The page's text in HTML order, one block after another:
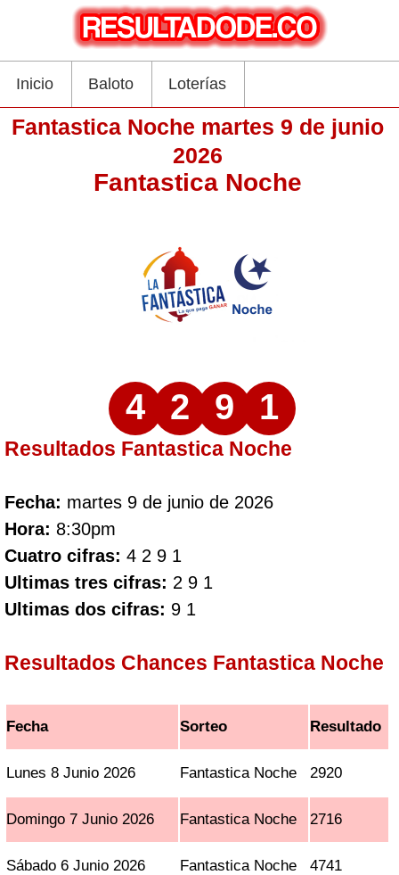
Inicio Baloto Loterías
Fantastica Noche martes 9 de junio
2026
Fantastica Noche
4 2 9 1
Resultados Fantastica Noche
Fecha: martes 9 de junio de 2026
Hora: 8:30pm
Cuatro cifras: 4 2 9 1
Ultimas tres cifras: 2 9 1
Ultimas dos cifras: 9 1
Resultados Chances Fantastica Noche
Fecha Sorteo Resultado
Lunes 8 Junio 2026 Fantastica Noche 2920
Domingo 7 Junio 2026 Fantastica Noche 2716
Sábado 6 Junio 2026 Fantastica Noche 4741